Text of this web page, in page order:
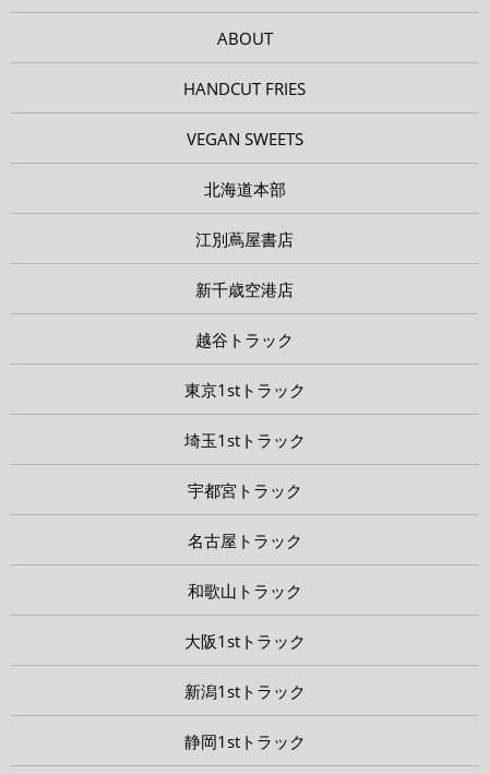
ABOUT
HANDCUT FRIES
VEGAN SWEETS
北海道本部
江別蔦屋書店
新千歳空港店
越谷トラック
東京1stトラック
埼玉1stトラック
宇都宮トラック
名古屋トラック
和歌山トラック
大阪1stトラック
新潟1stトラック
静岡1stトラック